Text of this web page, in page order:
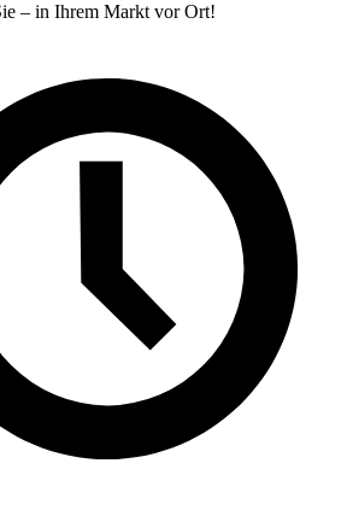
– in Ihrem Markt vor Ort!